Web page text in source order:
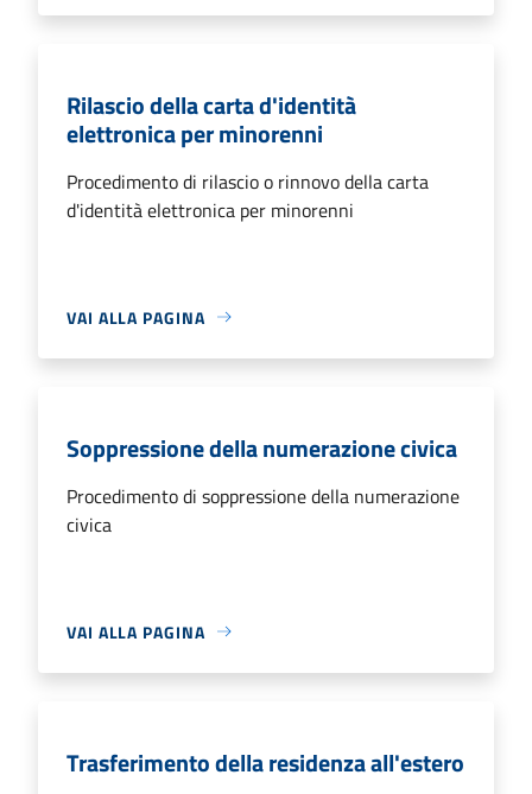
Rilascio della carta d'identità
elettronica per minorenni
Procedimento di rilascio o rinnovo della carta
d'identità elettronica per minorenni
VAI ALLA PAGINA
Soppressione della numerazione civica
Procedimento di soppressione della numerazione
civica
VAI ALLA PAGINA
Trasferimento della residenza all'estero